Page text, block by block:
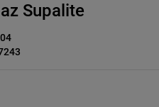
Supalite